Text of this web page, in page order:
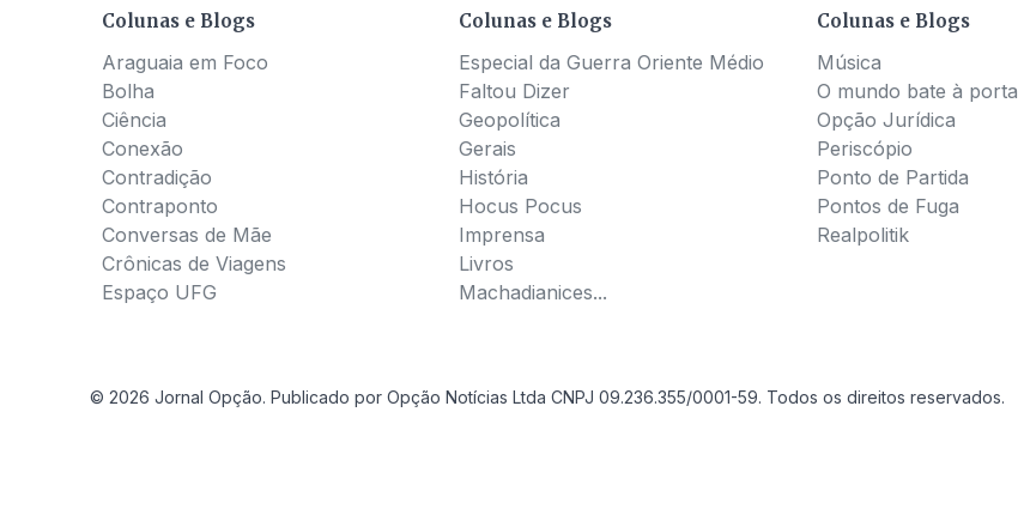
Colunas e Blogs
Araguaia em Foco
Bolha
Ciência
Conexão
Contradição
Contraponto
Conversas de Mãe
Crônicas de Viagens
Espaço UFG
Colunas e Blogs
Especial da Guerra Oriente Médio
Faltou Dizer
Geopolítica
Gerais
História
Hocus Pocus
Imprensa
Livros
Machadianices...
Colunas e Blogs
Música
O mundo bate à porta
Opção Jurídica
Periscópio
Ponto de Partida
Pontos de Fuga
Realpolitik
© 2026 Jornal Opção. Publicado por Opção Notícias Ltda CNPJ 09.236.355/0001-59. Todos os direitos reservados.